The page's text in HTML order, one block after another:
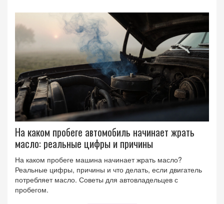
На каком пробеге автомобиль начинает жрать
масло: реальные цифры и причины
На каком пробеге машина начинает жрать масло?
Реальные цифры, причины и что делать, если двигатель
потребляет масло. Советы для автовладельцев с
пробегом.